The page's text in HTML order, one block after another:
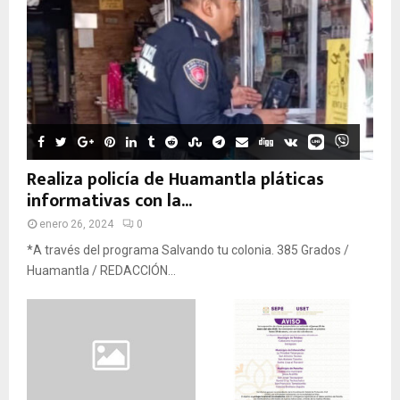
Realiza policía de Huamantla pláticas
informativas con la...
enero 26, 2024 0
*A través del programa Salvando tu colonia. 385 Grados /
Huamantla / REDACCIÓN...